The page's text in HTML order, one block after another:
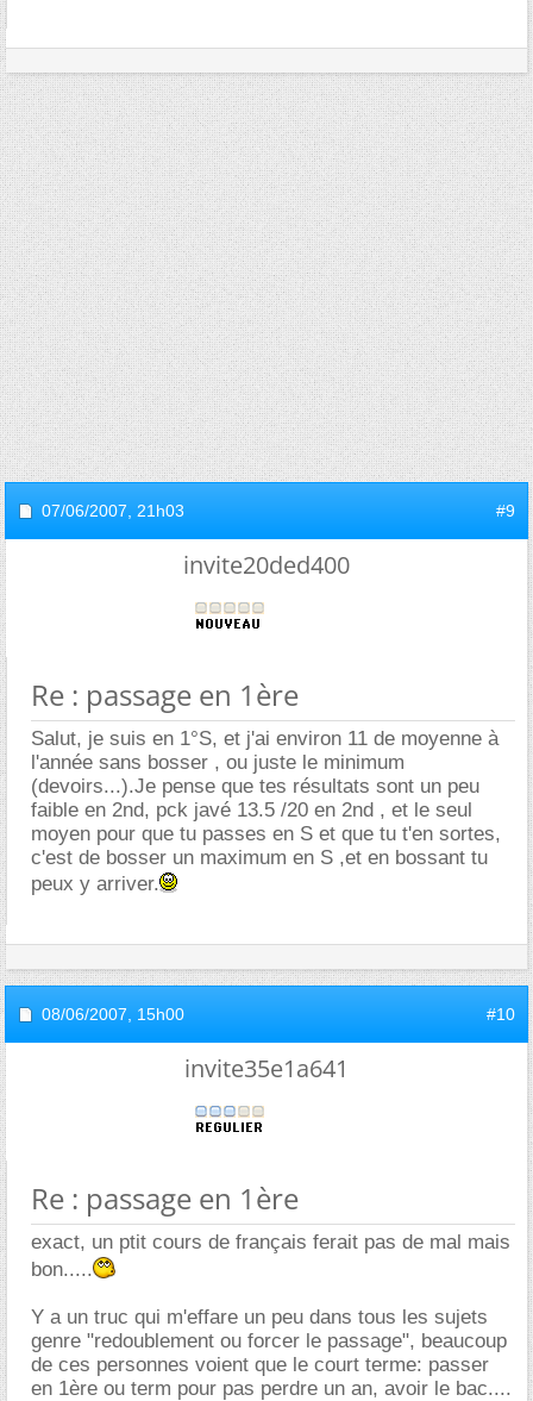
07/06/2007, 21h03 #9
invite20ded400
Re : passage en 1ère
Salut, je suis en 1°S, et j'ai environ 11 de moyenne à
l'année sans bosser , ou juste le minimum
(devoirs...).Je pense que tes résultats sont un peu
faible en 2nd, pck javé 13.5 /20 en 2nd , et le seul
moyen pour que tu passes en S et que tu t'en sortes,
c'est de bosser un maximum en S ,et en bossant tu
peux y arriver.
08/06/2007, 15h00 #10
invite35e1a641
Re : passage en 1ère
exact, un ptit cours de français ferait pas de mal mais
bon.....
Y a un truc qui m'effare un peu dans tous les sujets
genre "redoublement ou forcer le passage", beaucoup
de ces personnes voient que le court terme: passer
en 1ère ou term pour pas perdre un an, avoir le bac....